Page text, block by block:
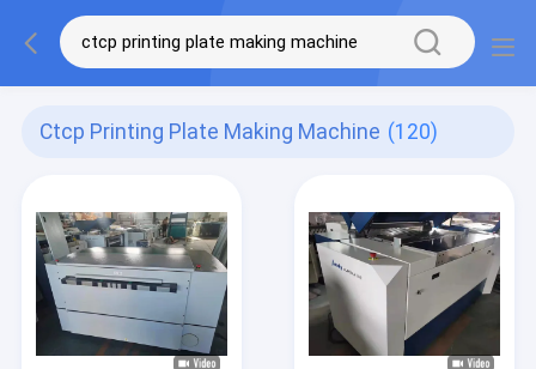
Ctcp Printing Plate Making Machine (120)